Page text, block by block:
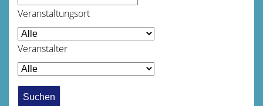
Veranstaltungsort
Veranstalter